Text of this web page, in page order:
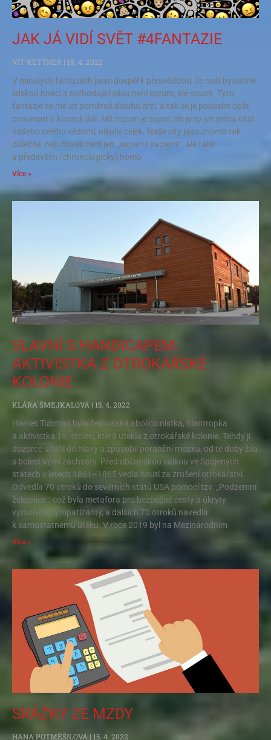
JAK JÁ VIDÍ SVĚT #4FANTAZIE
VÍT KETTNER
19. 4. 2022
V minulých fantaziích jsem dospěl k přesvědčení, že naší bytostně
lidskou hnací a rozhodující silou není rozum, ale soucit. Tyto
fantazie se mě už poměrně dlouho drží, a tak se je pokusím opět
posunout o kousek dál. Mít rozum je super, ale je to jen jedna část
našeho celého vědomí, nikoliv celek. Naše city jsou zrovna tak
důležité, neb člověk není jen „sapiens sapiens“, ale také
a především (chronologicky) homo
Více »
SLAVNÍ S HANDICAPEM:
AKTIVISTKA Z OTROKÁŘSKÉ
KOLONIE
KLÁRA ŠMEJKALOVÁ
15. 4. 2022
Harriet Tubman byla černošská abolicionistka, filantropka
a aktivistka 19. století, která utekla z otrokářské kolonie. Tehdy ji
dozorce udeřil do hlavy a způsobil poranění mozku, od té doby žila
s bolestivými záchvaty. Před občanskou válkou ve Spojených
státech v letech 1861–1865 vedla hnutí za zrušení otrokářství.
Odvedla 70 otroků do severních států USA pomocí tzv. „Podzemní
železnice“, což byla metafora pro bezpečné cesty a úkryty
vytvořené sympatizanty, a dalších 70 otroků navedla
k samostatnému útěku. V roce 2019 byl na Mezinárodním
Více »
SRÁŽKY ZE MZDY
HANA POTMĚŠILOVÁ 15. 4. 2022